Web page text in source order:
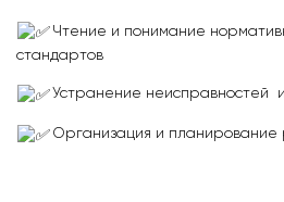
Чтение и понимание
стандартов
Устранение неисправностей
Организация и планирование